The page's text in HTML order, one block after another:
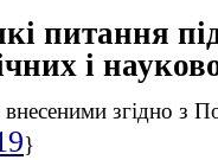
питання
і
внесеними згідно з
}